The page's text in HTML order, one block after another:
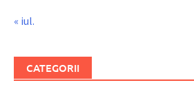
« iul.
CATEGORII